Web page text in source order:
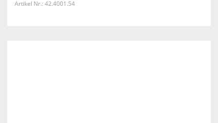
Artikel Nr.: 42.4001.54